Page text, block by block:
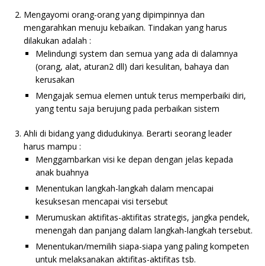
Mengayomi orang-orang yang dipimpinnya dan
mengarahkan menuju kebaikan. Tindakan yang harus
dilakukan adalah :
Melindungi system dan semua yang ada di dalamnya
(orang, alat, aturan2 dll) dari kesulitan, bahaya dan
kerusakan
Mengajak semua elemen untuk terus memperbaiki diri,
yang tentu saja berujung pada perbaikan sistem
Ahli di bidang yang didudukinya. Berarti seorang leader
harus mampu :
Menggambarkan visi ke depan dengan jelas kepada
anak buahnya
Menentukan langkah-langkah dalam mencapai
kesuksesan mencapai visi tersebut
Merumuskan aktifitas-aktifitas strategis, jangka pendek,
menengah dan panjang dalam langkah-langkah tersebut.
Menentukan/memilih siapa-siapa yang paling kompeten
untuk melaksanakan aktifitas-aktifitas tsb.